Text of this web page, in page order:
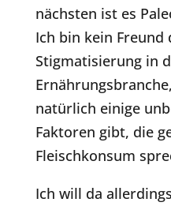
nächsten ist es
Ich bin kein Freund
Stigmatisierung in
natürlich einige
Faktoren gibt, die
Fleischkonsum
Ich will da